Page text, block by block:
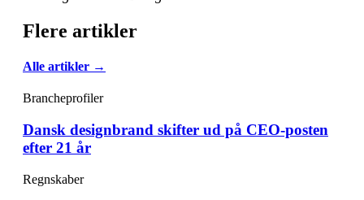
Flere artikler
Alle artikler →
Brancheprofiler
Dansk designbrand skifter ud på CEO-posten
efter 21 år
Regnskaber